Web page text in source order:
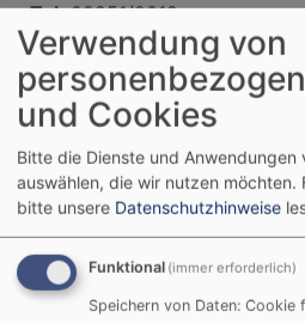
Tel:09851/2319
Fax:09851/ 6914
E-Mail:
Bürozeiten:Montag -
& 14 Uhr - 16 Uhr, Mittwoch:
Freitag: 8 Uhr -
Verwendung von
und Cookies
Bitte die Dienste und Anwendungen
auswählen, die wir nutzen möchten.
bitte unsere Datenschutzhinweise
Funktional (immer erforderlich)
Speichern von Daten: Cookie